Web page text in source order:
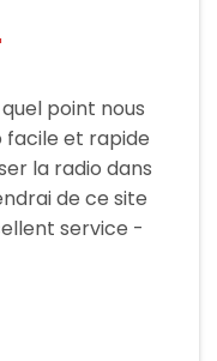
point nous
facile et rapide
la radio dans
de ce site
service -